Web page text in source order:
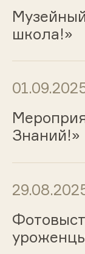
школа!»
Знаний!»